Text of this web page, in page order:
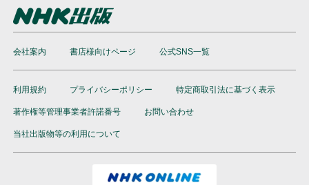
会社案内 書店様向けページ 公式SNS一覧
利用規約 プライバシーポリシー 特定商取引法に基づく表示
著作権等管理事業者許諾番号 お問い合わせ
当社出版物等の利用について